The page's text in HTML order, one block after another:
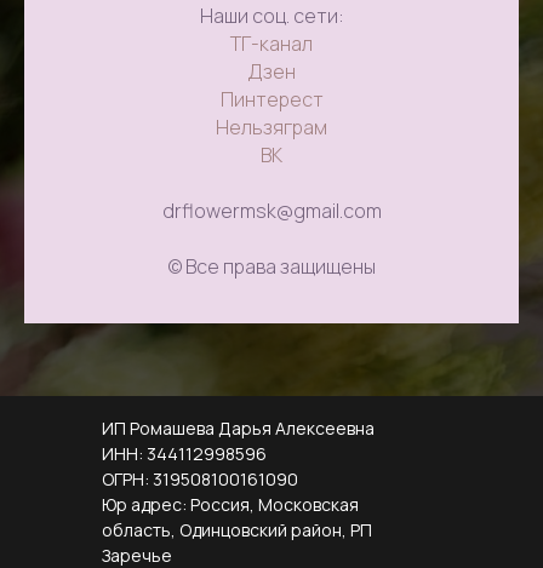
Наши соц. сети:
ТГ-канал
Дзен
Пинтерест
Нельзяграм
ВК
drflowermsk@gmail.com
© Все права защищены
ИП Ромашева Дарья Алексеевна
ИНН: 344112998596
ОГРН: 319508100161090
Юр адрес: Россия, Московская
область, Одинцовский район, РП
Заречье